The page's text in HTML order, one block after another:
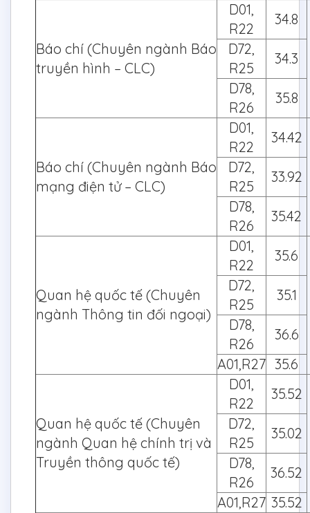
Báo chí (Chuyên ngành Báo
truyền hình – CLC)
D01,
R22
34.8
D72,
R25
34.3
D78,
R26
35.8
Báo chí (Chuyên ngành Báo
mạng điện tử – CLC)
D01,
R22
34.42
D72,
R25
33.92
D78,
R26
35.42
Quan hệ quốc tế (Chuyên
ngành Thông tin đối ngoại)
D01,
R22
35.6
D72,
R25
35.1
D78,
R26
36.6
A01,R27 35.6
Quan hệ quốc tế (Chuyên
ngành Quan hệ chính trị và
Truyền thông quốc tế)
D01,
R22
35.52
D72,
R25
35.02
D78,
R26
36.52
A01,R27 35.52